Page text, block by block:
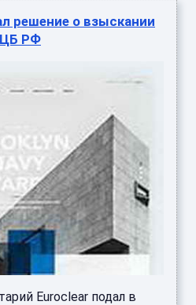
решение о взыскании
ЦБ РФ
Euroclear подал в